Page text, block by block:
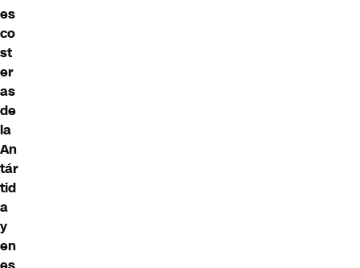
es
co
st
er
as
de
la
An
tár
tid
a
y
en